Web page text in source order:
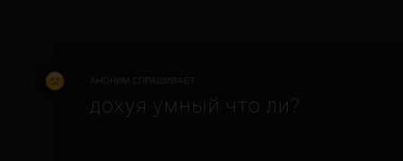
АНОНИМ СПРАШИВАЕТ:
дохуя умный что ли?